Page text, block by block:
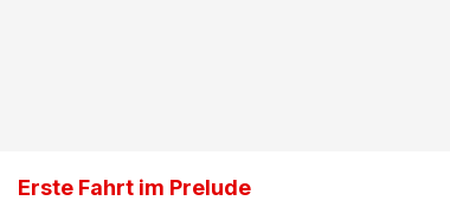
Erste Fahrt im Prelude